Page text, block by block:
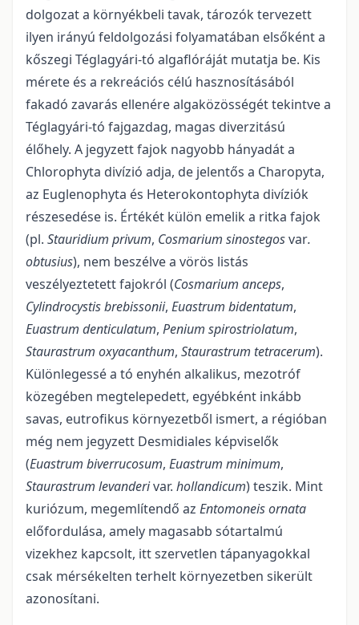
dolgozat a környékbeli tavak, tározók tervezett
ilyen irányú feldolgozási folyamatában elsőként a
kőszegi Téglagyári-tó algaflóráját mutatja be. Kis
mérete és a rekreációs célú hasznosításából
fakadó zavarás ellenére algaközösségét tekintve a
Téglagyári-tó fajgazdag, magas diverzi­tású
élőhely. A jegyzett fajok nagyobb hányadát a
Chlorophyta divízió adja, de jelentős a Charopyta,
az Euglenophyta és Heterokontophyta divíziók
részesedése is. Értékét külön emelik a ritka fajok
(pl. Stau­ridium privum, Cosmarium sinostegosvar.
obtusius), nem beszélve a vörös listás
veszélyeztetett fajokról (Cosmarium anceps,
Cylindrocystis brebissonii, Euastrum bidentatum,
Euastrum denticulatum, Penium spirostriolatum,
Staurastrum oxyacanthum, Staurastrum tetracerum).
Különlegessé a tó enyhén alkalikus, mezotróf
közegében megtelepedett, egyébként inkább
savas, eutrofikus környezetből ismert, a régióban
még nem jegyzett Desmidiales képviselők
(Euastrum biverrucosum, Euastrum minimum,
Staurastrum levanderivar. hollandicum) teszik. Mint
kuriózum, megemlítendő az Entomoneis ornata
előfordulása, amely magasabb sótartalmú
vizekhez kapcsolt, itt szervetlen tápanyagokkal
csak mérsékelten terhelt környezetben sikerült
azonosítani.